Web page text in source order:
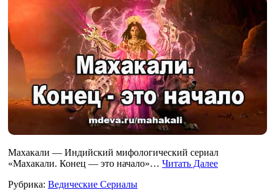
Махакали — Индийский мифологический сериал
«Махакали. Конец — это начало»… Читать Далее
Рубрика: Ведические Сериалы